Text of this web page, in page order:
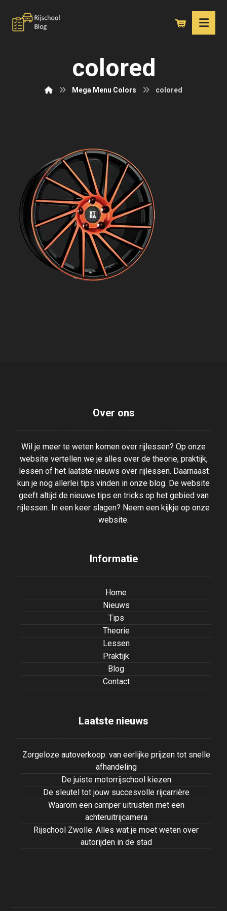
colored
Mega Menu Colors colored
Over ons
Wil je meer te weten komen over rijlessen? Op onze
website vertellen we je alles over de theorie, praktijk,
lessen of het laatste nieuws over rijlessen. Daarnaast
kun je nog allerlei tips vinden in onze blog. De website
geeft altijd de nieuwe tips en tricks op het gebied van
rijlessen. In een keer slagen? Neem een kijkje op onze
website.
Informatie
Home
Nieuws
Tips
Theorie
Lessen
Praktijk
Blog
Contact
Laatste nieuws
Zorgeloze autoverkoop: van eerlijke prijzen tot snelle
afhandeling
De juiste motorrijschool kiezen
De sleutel tot jouw succesvolle rijcarrière
Waarom een camper uitrusten met een
achteruitrijcamera
Rijschool Zwolle: Alles wat je moet weten over
autorijden in de stad